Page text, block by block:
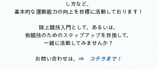
し方など、
基本的な運動能力の向上を目標に活動しております！
陸上競技入門として、あるいは、
他競技のためのステップアップを目指して、
一緒に活動してみませんか？
お問い合わせは、⇒ コチラまで！